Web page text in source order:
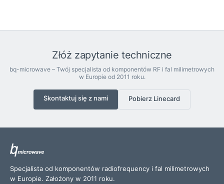
Złóż zapytanie techniczne
bq-microwave – Twój specjalista od komponentów RF i fal milimetrowych
w Europie od 2011 roku.
Skontaktuj się z nami Pobierz Linecard
Specjalista od komponentów radiofrequency i fal milimetrowych
w Europie. Założony w 2011 roku.